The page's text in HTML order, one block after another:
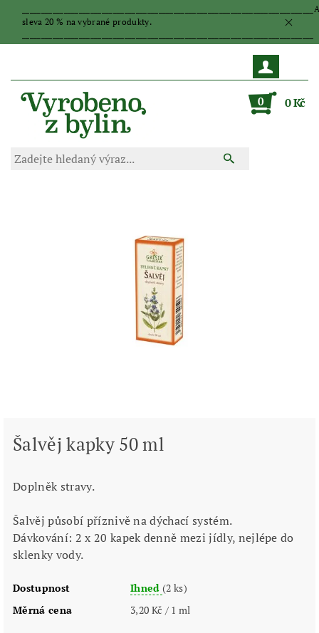
sleva 20 % na vybrané produkty.
0 0 Kč
Šalvěj kapky 50 ml
Doplněk stravy.
Šalvěj působí příznivě na dýchací systém.
Dávkování: 2 x 20 kapek denně mezi jídly, nejlépe do
sklenky vody.
Dostupnost Ihned(2 ks)
Měrná cena
3,20 Kč / 1 ml